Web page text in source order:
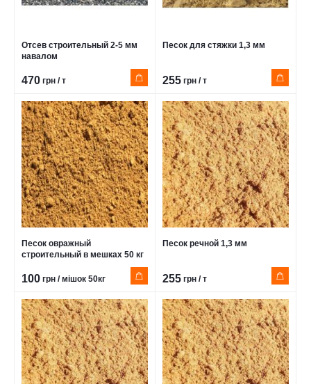
Отсев строительный 2-5 мм
навалом
470 грн / т
Песок для стяжки 1,3 мм
255 грн / т
Песок овражный
строительный в мешках 50 кг
100 грн / мішок 50кг
Песок речной 1,3 мм
255 грн / т